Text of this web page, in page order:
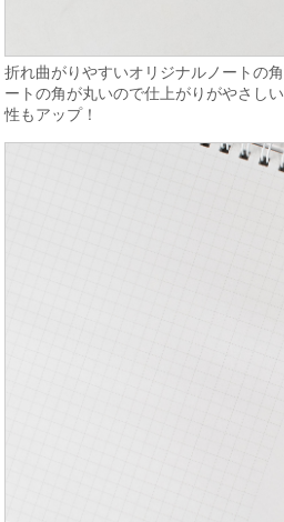
折れ曲がりやすいオリジナルノートの
ートの角が丸いので仕上がりがやさし
性もアップ！